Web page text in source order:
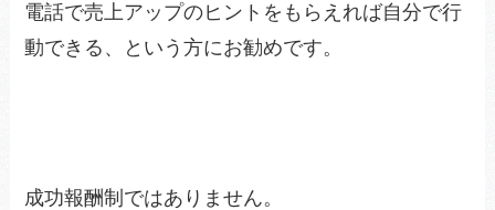
電話で売上アップのヒントをもらえれば自分で行
動できる、という方にお勧めです。
成功報酬制ではありません。